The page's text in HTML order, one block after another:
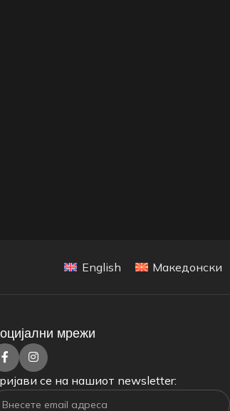
English Македонски
мрежи
се на нашиот newsletter: